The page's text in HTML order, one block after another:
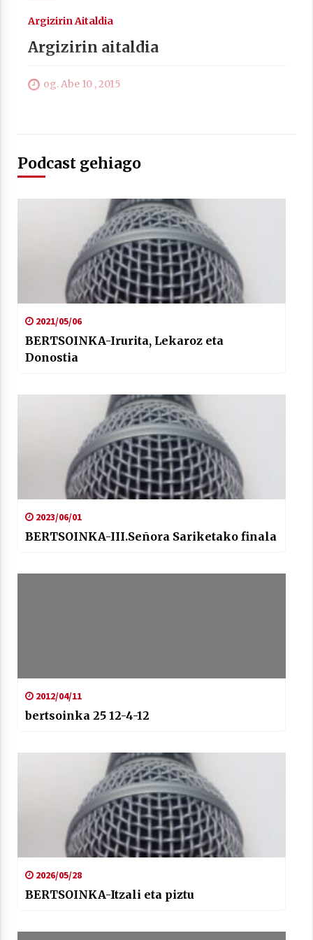
Arrosa sareko IX. topaketak!
Azaroak 6 Iurretan Arrosa sarearen
Segura irratian Arrosaren 20 urteez
Arrosari buruzko erreportaia
2021/07/16
Arrosaren 20 urteez
2021/07/06
Hala Bedi irratiko Hizpidea saioan
Arrosaren 20 urteez
2021/07/03
2021/06/30
Argizirin Aitaldia
Argizirin aitaldia
og. Abe 10 , 2015
Podcast gehiago
2021/05/06
BERTSOINKA-Irurita, Lekaroz eta
Donostia
2023/06/01
BERTSOINKA-III.Señora Sariketako finala
2012/04/11
bertsoinka 25 12-4-12
2026/05/28
BERTSOINKA-Itzali eta piztu